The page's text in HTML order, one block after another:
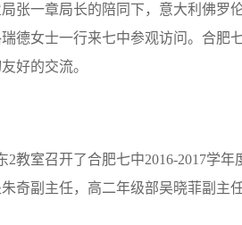
张一章局长的陪同下，意大利佛罗
德女士一行来七中参观访问。合肥
好的交流。
2教室召开了合肥七中2016-2017学年
奇副主任，高二年级部吴晓菲副主